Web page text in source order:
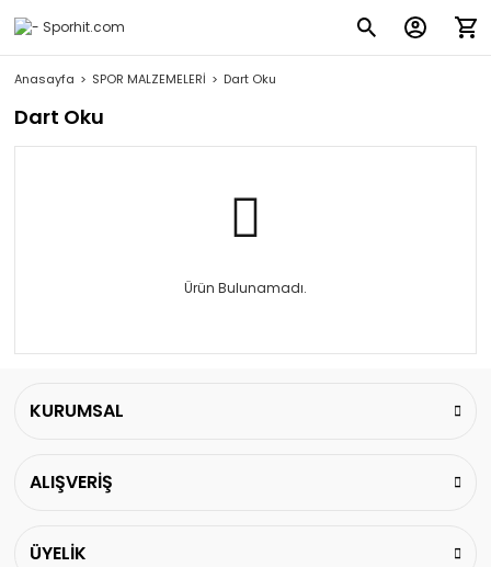
Anasayfa SPOR MALZEMELERİ Dart Oku
Dart Oku
Ürün Bulunamadı.
KURUMSAL
ALIŞVERİŞ
ÜYELİK